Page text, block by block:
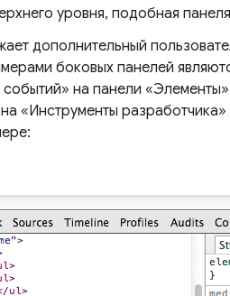
уровня, подобная
дополнительный
боковых панелей
на панели
«Инструменты разработчика»